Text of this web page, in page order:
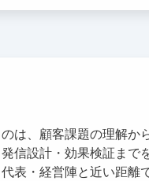
は、顧客課題の理解か
信設計・効果検証まで
表・経営陣と近い距離